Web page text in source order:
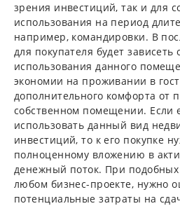
зрения инвестиций, так и для
использования на период
например, командировки. В
для покупателя будет зависеть
использования данного
экономии на проживании в
дополнительного комфорта от
собственном помещении. Если
использовать данный вид
инвестиций, то к его покупке
полноценному вложению в
денежный поток. При подобных
любом бизнес-проекте, нужно
потенциальные затраты на